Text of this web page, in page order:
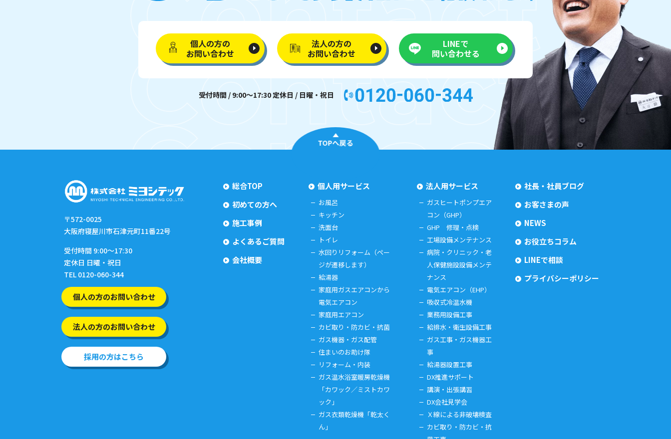
個人の方の
お問い合わせ
法人の方の
お問い合わせ
LINEで
問い合わせる
受付時間 / 9:00〜17:30 定休日 / 日曜・祝日
TOPへ戻る
総合TOP
初めての方へ
施工事例
よくあるご質問
会社概要
個人用サービス
お風呂
キッチン
洗面台
トイレ
水回りリフォーム（ペー
ジが遷移します）
給湯器
家庭用ガスエアコンから
電気エアコン
家庭用エアコン
カビ取り・防カビ・抗菌
ガス機器・ガス配管
住まいのお助け隊
リフォーム・内装
ガス温水浴室暖房乾燥機
「カワック／ミストカワ
ック」
ガス衣類乾燥機「乾太く
ん」
法人用サービス
ガスヒートポンプエア
コン（GHP）
GHP 修理・点検
工場設備メンテナンス
病院・クリニック・老
人保健施設設備メンテ
ナンス
電気エアコン（EHP）
吸収式冷温水機
業務用設備工事
給排水・衛生設備工事
ガス工事・ガス機器工
事
給湯器設置工事
DX推進サポート
講演・出張講習
DX会社見学会
Ｘ線による非破壊検査
カビ取り・防カビ・抗
社長・社員ブログ
お客さまの声
NEWS
お役立ちコラム
LINEで相談
プライバシーポリシー
〒572-0025
大阪府寝屋川市石津元町11番22号
受付時間 9:00〜17:30
定休日 日曜・祝日
TEL 0120-060-344
個人の方のお問い合わせ
法人の方のお問い合わせ
採用の方はこちら